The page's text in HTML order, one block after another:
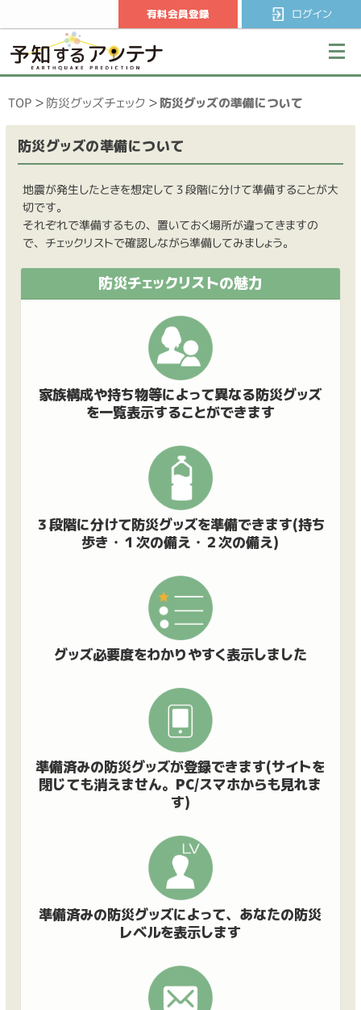
有料会員登録 ログイン
TOP 防災グッズチェック 防災グッズの準備について
防災グッズの準備について
地震が発生したときを想定して３段階に分けて準備することが大
切です。
それぞれで準備するもの、置いておく場所が違ってきますの
で、チェックリストで確認しながら準備してみましょう。
防災チェックリストの魅力
家族構成や持ち物等によって異なる防災グッズ
を一覧表示することができます
３段階に分けて防災グッズを準備できます(持ち
歩き・１次の備え・２次の備え)
グッズ必要度をわかりやすく表示しました
準備済みの防災グッズが登録できます(サイトを
閉じても消えません。PC/スマホからも見れま
す)
準備済みの防災グッズによって、あなたの防災
レベルを表示します